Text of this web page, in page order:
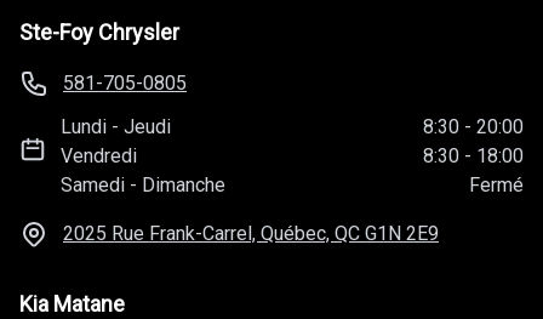
Ste-Foy Chrysler
581-705-0805
Lundi -Jeudi 8:30 - 20:00
Vendredi
8:30 - 18:00
Samedi - Dimanche Fermé
2025 Rue Frank-Carrel, Québec, QC G1N 2E9
Kia Matane